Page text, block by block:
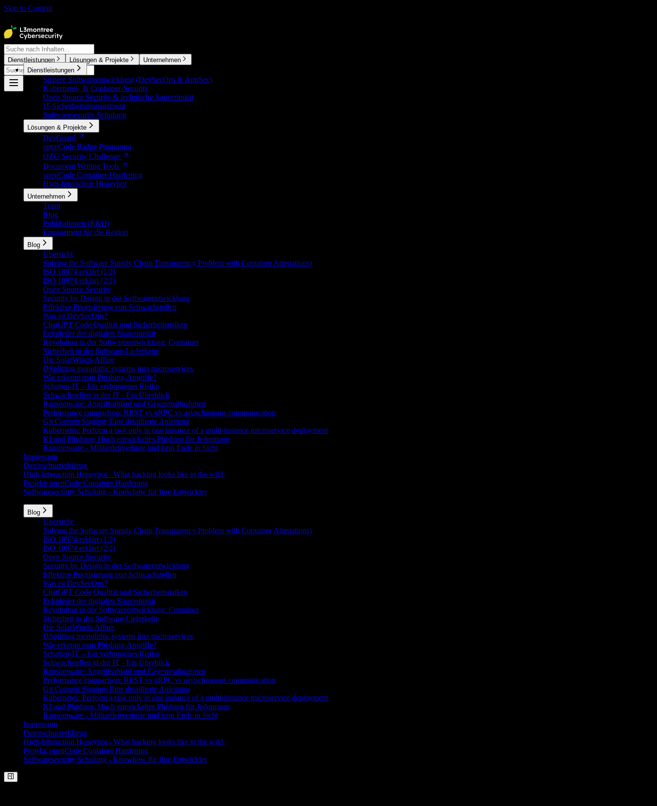
Skip to Content
Dienstleistungen Lösungen & Projekte
Unternehmen
Dienstleistungen
Sichere Softwareentwicklung (DevSecOps & AppSec)
Kubernetes- & Container-Security
Open Source Security & technische Souveränität
IT-Sicherheitsmanagement
Softwaresecurity Schulung
Lösungen & Projekte
DevGuard
openCode Badge Programm
OZG Security Challenge
Document Writing Tools
openCode Container-Hardening
High-Interaction Honeypot
Unternehmen
Team
Blog
Publikationen (R&D)
Engagement für die Region
Blog
Übersicht
Solving the Software Supply Chain Transparency Problem with Container Attestations)
ISO 18974 erklärt (1/2)
ISO 18974 erklärt (2/2)
Open Source Security
Security by Design in der Softwareentwicklung
Effektive Priorisierung von Schwachstellen
Was ist DevSecOps?
ChatGPT Code Qualität und Sicherheitsrisiken
Eckpfeiler der digitalen Souveränität
Revolution in der Softwareentwicklung: Container
Sicherheit in der Software-Lieferkette
Die SolarWinds-Affäre
DSplitting monolithic systems into microservices
Wie erkennt man Phishing-Angriffe?
Schatten-IT – Ein verborgenes Risiko
Schwachstellen in der IT - Ein Überblick
Ransomware: Angriffsablauf und Gegenmaßnahmen
Performance comparison: REST vs gRPC vs asynchronous communication
Git Commit Signing: Eine detaillierte Anleitung
Kubernetes: Perform a task only in one instance of a multi-instance microservice deployment
KI und Phishing: Hoch entwickeltes Phishing für Jedermann
Ransomware - Milliardenverluste und kein Ende in Sicht
Impressum
Datenschutzerklärug
High-Interaction Honeypot - What hacking looks like in the wild.
Projekt: openCode Container Hardening
Softwaresecurity Schulung - Knowhow für Ihre Entwickler
Blog
Übersicht
Solving the Software Supply Chain Transparency Problem with Container Attestations)
ISO 18974 erklärt (1/2)
ISO 18974 erklärt (2/2)
Open Source Security
Security by Design in der Softwareentwicklung
Effektive Priorisierung von Schwachstellen
Was ist DevSecOps?
ChatGPT Code Qualität und Sicherheitsrisiken
Eckpfeiler der digitalen Souveränität
Revolution in der Softwareentwicklung: Container
Sicherheit in der Software-Lieferkette
Die SolarWinds-Affäre
DSplitting monolithic systems into microservices
Wie erkennt man Phishing-Angriffe?
Schatten-IT – Ein verborgenes Risiko
Schwachstellen in der IT - Ein Überblick
Ransomware: Angriffsablauf und Gegenmaßnahmen
Performance comparison: REST vs gRPC vs asynchronous communication
Git Commit Signing: Eine detaillierte Anleitung
Kubernetes: Perform a task only in one instance of a multi-instance microservice deployment
KI und Phishing: Hoch entwickeltes Phishing für Jedermann
Ransomware - Milliardenverluste und kein Ende in Sicht
Impressum
Datenschutzerklärug
High-Interaction Honeypot - What hacking looks like in the wild.
Projekt: openCode Container Hardening
Softwaresecurity Schulung - Knowhow für Ihre Entwickler